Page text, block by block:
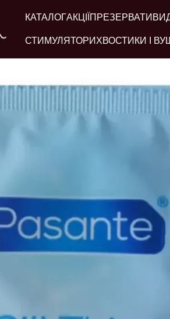
КАТАЛОГАКЦІЇ ПРЕЗЕРВАТИВИ
СТИМУЛЯТОРИ ХВОСТИКИ І